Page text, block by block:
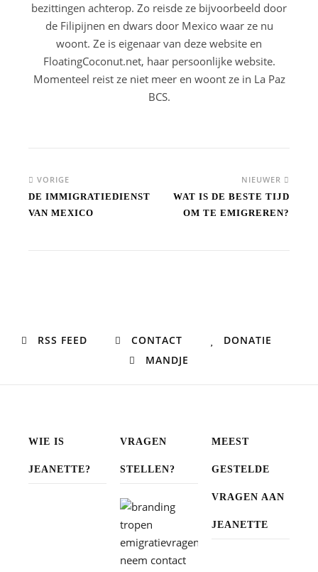
bezittingen achterop. Zo reisde ze bijvoorbeeld door
de Filipijnen en dwars door Mexico waar ze nu
woont. Ze is eigenaar van deze website en
FloatingCoconut.net, haar persoonlijke website.
Momenteel reist ze niet meer en woont ze in La Paz
BCS.
VORIGE
DE IMMIGRATIEDIENST
VAN MEXICO
NIEUWER
WAT IS DE BESTE TIJD
OM TE EMIGREREN?
RSS FEED CONTACT
DONATIE
MANDJE
WIE IS
JEANETTE?
VRAGEN
STELLEN?
MEEST
GESTELDE
VRAGEN AAN
JEANETTE